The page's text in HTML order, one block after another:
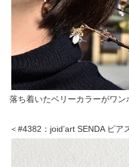
落ち着いたベリーカラーがワン
＜#4382：joid’art SENDA ピア